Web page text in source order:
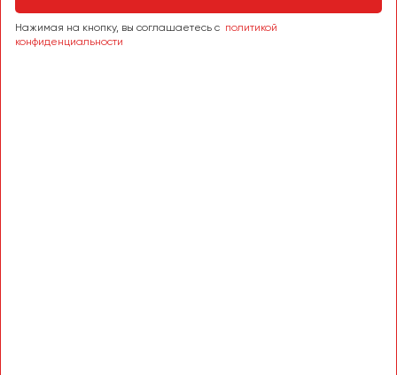
Нажимая на кнопку, вы соглашаетесь с политикой
конфиденциальности